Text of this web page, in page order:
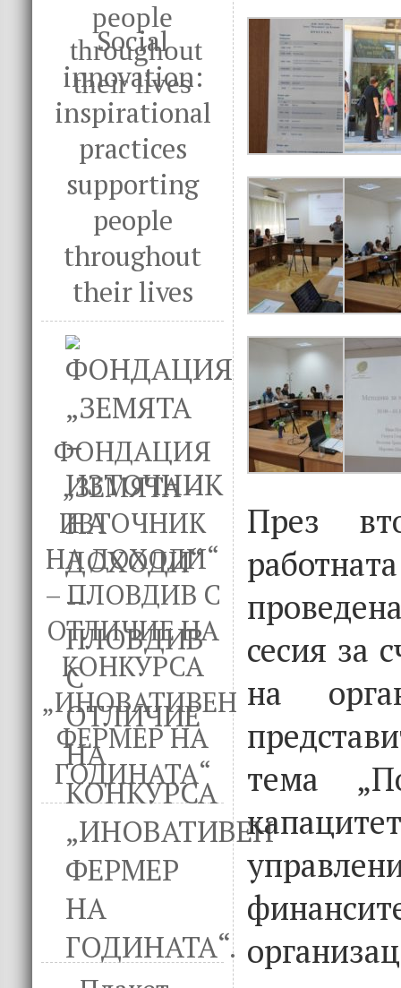
Social
innovation:
inspirational
practices
supporting
people
throughout
their lives
ФОНДАЦИЯ
„ЗЕМЯТА –
ИЗТОЧНИК
НА ДОХОДИ“
– ПЛОВДИВ С
ОТЛИЧИЕ НА
КОНКУРСА
„ИНОВАТИВЕН
ФЕРМЕР НА
ГОДИНАТА“
През
сесия за
на
тема